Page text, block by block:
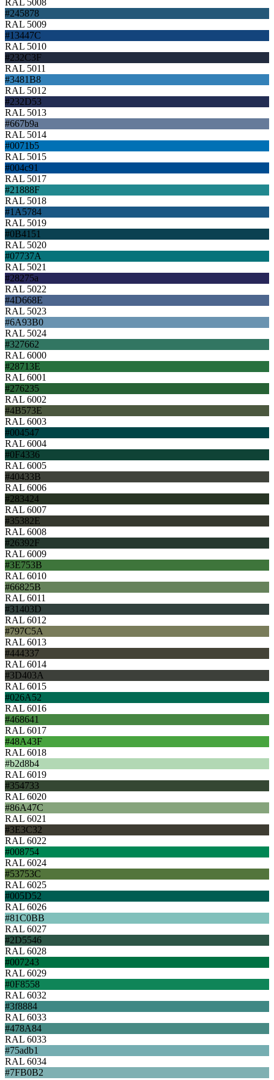
#245878
RAL 5009
#13447C
RAL 5010
#232C3F
RAL 5011
#3481B8
RAL 5012
#232D53
RAL 5013
#667b9a
RAL 5014
#0071b5
RAL 5015
#004c91
RAL 5017
#21888F
RAL 5018
#1A5784
RAL 5019
#0B4151
RAL 5020
#07737A
RAL 5021
#28275a
RAL 5022
#4D668E
RAL 5023
#6A93B0
RAL 5024
#327662
RAL 6000
#28713E
RAL 6001
#276235
RAL 6002
#4B573E
RAL 6003
#004547
RAL 6004
#0F4336
RAL 6005
#40433B
RAL 6006
#283424
RAL 6007
#35382E
RAL 6008
#26392F
RAL 6009
#3E753B
RAL 6010
#66825B
RAL 6011
#31403D
RAL 6012
#797C5A
RAL 6013
#444337
RAL 6014
#3D403A
RAL 6015
#026A52
RAL 6016
#468641
RAL 6017
#48A43F
RAL 6018
#b2d8b4
RAL 6019
#354733
RAL 6020
#86A47C
RAL 6021
#3E3C32
RAL 6022
#008754
RAL 6024
#53753C
RAL 6025
#005D52
RAL 6026
#81C0BB
RAL 6027
#2D5546
RAL 6028
#007243
RAL 6029
#0F8558
RAL 6032
#3f8884
RAL 6033
#478A84
RAL 6033
#75adb1
RAL 6034
#7FB0B2